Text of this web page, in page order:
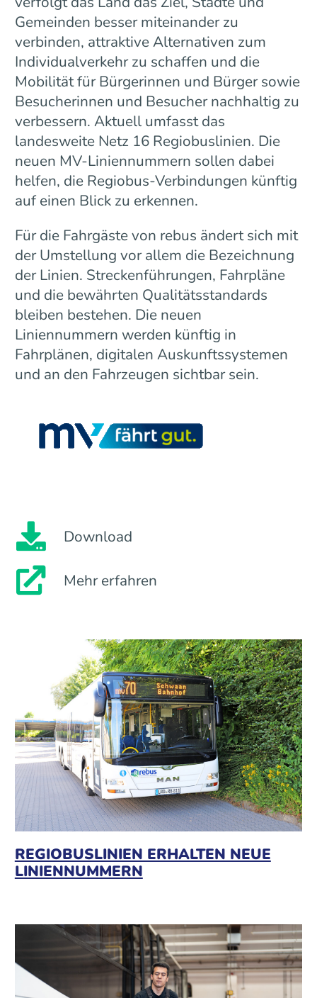
Gemeinden besser miteinander zu
verbinden, attraktive Alternativen zum
Individualverkehr zu schaffen und die
Mobilität für Bürgerinnen und Bürger sowie
Besucherinnen und Besucher nachhaltig zu
verbessern. Aktuell umfasst das
landesweite Netz 16 Regiobuslinien. Die
neuen MV-Liniennummern sollen dabei
helfen, die Regiobus-Verbindungen künftig
auf einen Blick zu erkennen.
Für die Fahrgäste von rebus ändert sich mit
der Umstellung vor allem die Bezeichnung
der Linien. Streckenführungen, Fahrpläne
und die bewährten Qualitätsstandards
bleiben bestehen. Die neuen
Liniennummern werden künftig in
Fahrplänen, digitalen Auskunftssystemen
und an den Fahrzeugen sichtbar sein.
Download
Mehr erfahren
REGIOBUSLINIEN ERHALTEN NEUE
LINIENNUMMERN